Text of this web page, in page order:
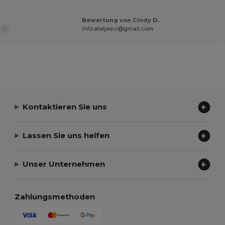
Bewertung von Cindy D.
info.ateljee.c@gmail.com
Kontaktieren Sie uns
Lassen Sie uns helfen
Unser Unternehmen
Zahlungsmethoden